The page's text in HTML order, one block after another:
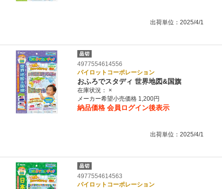
出荷単位：2025/4/1
4977554614556
パイロットコーポレーション
おふろでスタディ 世界地図&国旗
在庫状況：
×
メーカー希望小売価格 1,200円
納品価格 会員ログイン後表示
出荷単位：2025/4/1
4977554614563
パイロットコーポレーション